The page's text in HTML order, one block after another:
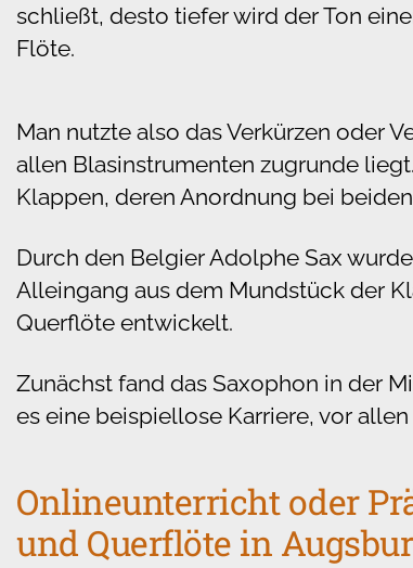
schließt, desto tiefer wird der Ton
Flöte.
Man nutzte also das Verkürzen oder
allen Blasinstrumenten zugrunde
Klappen, deren Anordnung bei
Durch den Belgier Adolphe Sax
Alleingang aus dem Mundstück der
Querflöte entwickelt.
Zunächst fand das Saxophon in der
es eine beispiellose Karriere, vor
Onlineunterricht oder
und Querflöte in